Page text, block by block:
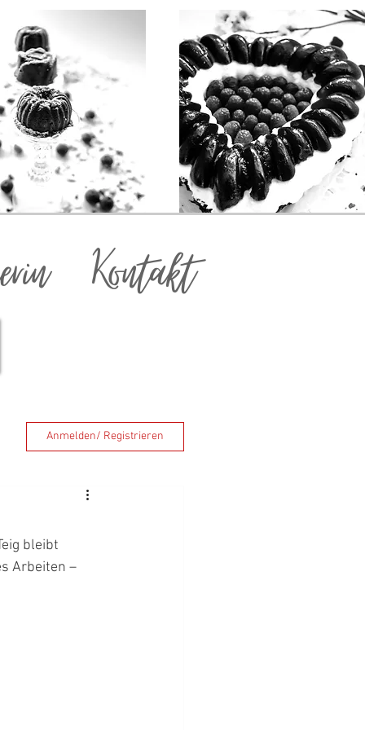
Kontakt
Anmelden/ Registrieren
bleibt
Arbeiten –